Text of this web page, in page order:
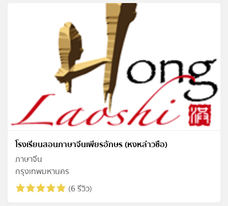
โรงเรียนสอนภาษาจีนเพียรอักษร (หงหล่าวซือ)
ภาษาจีน
กรุงเทพมหานคร
(6 รีวิว)